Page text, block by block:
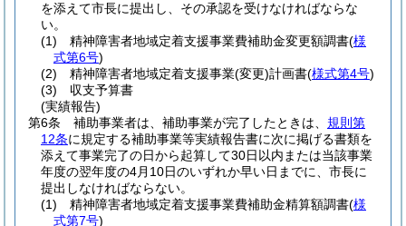
を添えて市長に提出し、その承認を受けなければならな
い。
(1)
精神障害者地域定着支援事業費補助金変更額調書(様
式第6号)
(2)
精神障害者地域定着支援事業(変更)計画書(様式第4号)
(3)
収支予算書
(実績報告)
第6条
補助事業者は、補助事業が完了したときは、 規則第
12条に規定する補助事業等実績報告書に次に掲げる書類を
添えて事業完了の日から起算して30日以内または当該事業
年度の翌年度の4月10日のいずれか早い日までに、市長に
提出しなければならない。
(1)
精神障害者地域定着支援事業費補助金精算額調書(様
式第7号)